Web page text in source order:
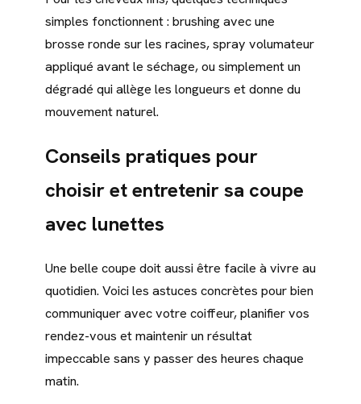
simples fonctionnent : brushing avec une
brosse ronde sur les racines, spray volumateur
appliqué avant le séchage, ou simplement un
dégradé qui allège les longueurs et donne du
mouvement naturel.
Conseils pratiques pour
choisir et entretenir sa coupe
avec lunettes
Une belle coupe doit aussi être facile à vivre au
quotidien. Voici les astuces concrètes pour bien
communiquer avec votre coiffeur, planifier vos
rendez-vous et maintenir un résultat
impeccable sans y passer des heures chaque
matin.